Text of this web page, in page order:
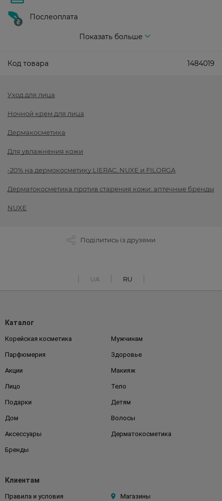
Послеоплата
Показать больше
Код товара 1484019
Уход для лица
Ночной крем для лица
Дермакосметика
Для увлажнения кожи
-20% на дермокосметику LIERAC, NUXE и FILORGA
Дерматокосметика против старения кожи: аптечные бренды
NUXE
Поділитись із друзями
UA RU
Каталог
Корейская косметика Мужчинам
Парфюмерия Здоровье
Акции Макияж
Лицо Тело
Подарки Детям
Дом Волосы
Аксессуары Дерматокосметика
Бренды
Клиентам
Правила и условия Магазины